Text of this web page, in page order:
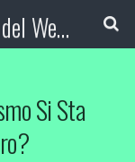
Booking Blog™ - Il blog del Web Marketing Turistico
Si Sta